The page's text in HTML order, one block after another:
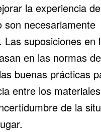
la experiencia
son necesariamente
Las suposiciones en
en las normas de
buenas prácticas
entre los materiales
de la